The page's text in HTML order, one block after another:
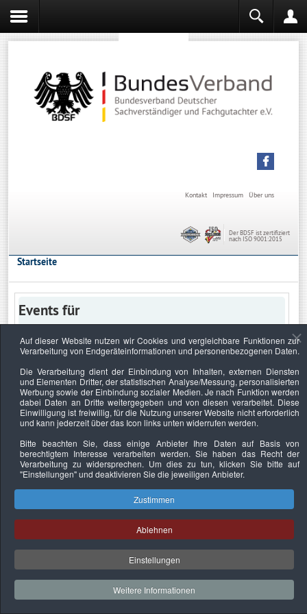
Über uns
Impressum
Kontakt
Der BDSF ist zertifiziert
nach ISO 9001:2015
Startseite
Events für
Keine Termine
Datenschutzerklärung Urheberrechtsnachweise Nachhaltigkeit
Copyright © 2026. Bundesverband Deutscher
Sachverständiger und Fachgutachter e.V..
Auf dieser Website nutzen wir Cookies und vergleichbare Funktionen zur
Verarbeitung von Endgeräteinformationen und personenbezogenen Daten.
Die Verarbeitung dient der Einbindung von Inhalten, externen Diensten
und Elementen Dritter, der statistischen Analyse/Messung, personalisierten
Werbung sowie der Einbindung sozialer Medien. Je nach Funktion werden
dabei Daten an Dritte weitergegeben und von diesen verarbeitet. Diese
Einwilligung ist freiwillig, für die Nutzung unserer Website nicht erforderlich
und kann jederzeit über das Icon links unten widerrufen werden.
Bitte beachten Sie, dass einige Anbieter Ihre Daten auf Basis von
berechtigtem Interesse verarbeiten werden. Sie haben das Recht der
Verarbeitung zu widersprechen. Um dies zu tun, klicken Sie bitte auf
"Einstellungen"und deaktivieren Sie die jeweiligen Anbieter.
Zustimmen
Ablehnen
Einstellungen
Weitere Informationen